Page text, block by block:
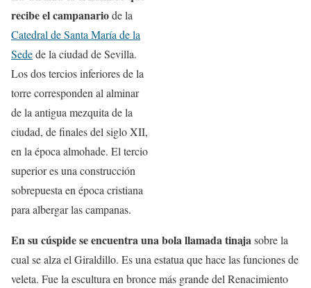
recibe el campanariode la
Catedral de Santa María de la
Sedede la ciudad de Sevilla.
Los dos tercios inferiores de la
torre corresponden al alminar
de la antigua mezquita de la
ciudad, de finales del siglo XII,
en la época almohade. El tercio
superior es una construcción
sobrepuesta en época cristiana
para albergar las campanas.
En su cúspide se encuentra una bola llamada tinajasobre la
cual se alza el Giraldillo. Es una estatua que hace las funciones de
veleta. Fue la escultura en bronce más grande del Renacimiento